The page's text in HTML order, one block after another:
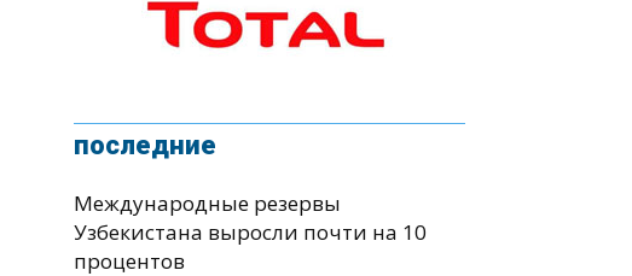
последние
Международные резервы
Узбекистана выросли почти на 10
процентов